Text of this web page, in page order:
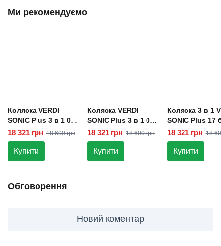
Ми рекомендуємо
Коляска VERDI
SONIC Plus 3 в 1 08
brown / black
18 321 грн 18 600 грн
Купити
Коляска VERDI
SONIC Plus 3 в 1 09
denim
18 321 грн 18 600 грн
Купити
Коляска 3 в 1
SONIC Plus 17
рожевий 2024
18 321 грн 18
Купити
Обговорення
Новий коментар